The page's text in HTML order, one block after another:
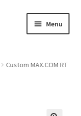
Menu
Custom MAX.COM RT